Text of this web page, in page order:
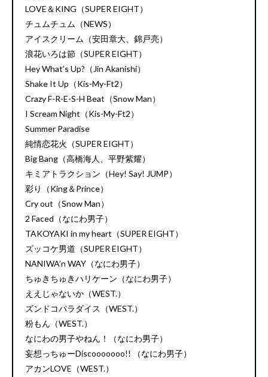
LOVE＆KING（SUPER EIGHT）
チュムチュム（NEWS）
アイスクリーム（安田章大、錦戸亮）
浪花いろは節（SUPER EIGHT）
Hey What’s Up?（Jin Akanishi）
Shake It Up（Kis-My-Ft2）
Crazy F-R-E-S-H Beat（Snow Man）
I Scream Night（Kis-My-Ft2）
Summer Paradise
純情恋花火（SUPER EIGHT）
Big Bang（高橋海人、平野紫耀）
キミアトラクション（Hey! Say! JUMP）
彩り（King＆Prince）
Cry out（Snow Man）
2 Faced（なにわ男子）
TAKOYAKI in my heart（SUPER EIGHT）
ズッコケ男道（SUPER EIGHT）
NANIWA’n WAY（なにわ男子）
ちゅきちゅきハリケーン（なにわ男子）
ええじゃないか（WEST.）
ズンドコパラダイス（WEST.）
粉もん（WEST.）
なにわの男子やねん！（なにわ男子）
妄想っちゅーDiscooooooo!! （なにわ男子）
アカンLOVE（WEST.）